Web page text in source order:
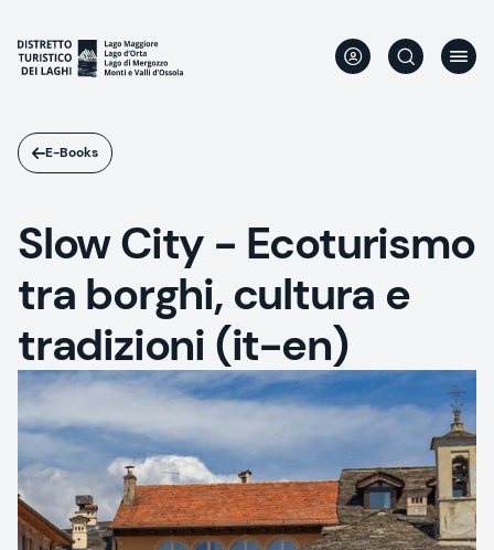
contenuto
principale
E-Books
Slow City - Ecoturismo
tra borghi, cultura e
tradizioni (it-en)